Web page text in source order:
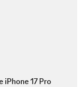
iPhone 17 Pro